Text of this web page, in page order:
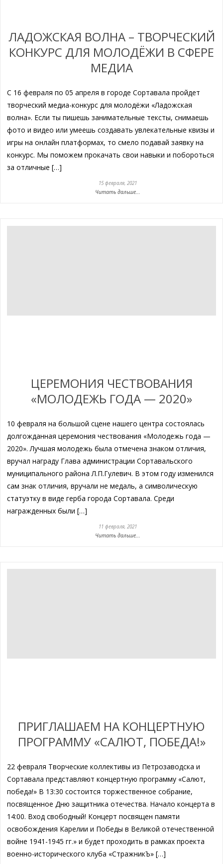
ЛАДОЖСКАЯ ВОЛНА – ТВОРЧЕСКИЙ
КОНКУРС ДЛЯ МОЛОДЁЖИ В СФЕРЕ
МЕДИА
С 16 февраля по 05 апреля в городе Сортавала пройдет
творческий медиа-конкурс для молодёжи «Ладожская
волна». Если ты пишешь занимательные тексты, снимаешь
фото и видео или умеешь создавать увлекательные квизы и
игры на онлайн платформах, то смело подавай заявку на
конкурс. Мы поможем прокачать свои навыки и побороться
за отличные […]
15 февраля, 2021
Читать дальше...
ЦЕРЕМОНИЯ ЧЕСТВОВАНИЯ
«МОЛОДЕЖЬ ГОДА — 2020»
10 февраля на большой сцене нашего центра состоялась
долгожданная церемония чествования «Молодежь года —
2020». Лучшая молодежь была отмечена знаком отличия,
вручал награду Глава администрации Сортавальского
муниципального района Л.П.Гулевич. В этом году изменился
сам знак отличия, вручали не медаль, а символическую
статуэтку в виде герба города Сортавала. Среди
награжденных были […]
11 февраля, 2021
Читать дальше...
ПРИГЛАШАЕМ НА КОНЦЕРТНУЮ
ПРОГРАММУ «САЛЮТ, ПОБЕДА!»
22 февраля Творческие коллективы из Петрозаводска и
Сортавала представляют концертную программу «Салют,
победа!» В 13:30 состоится торжественное собрание,
посвященное Дню защитника отeчества. Начало концерта в
14:00. Вход свободный! Концерт посвящен памяти
освобождения Карелии и Победы в Великой отечественной
войне 1941-1945 гг.» и будет проходить в рамках проекта
военно-исторического клуба «СтражникЪ» […]